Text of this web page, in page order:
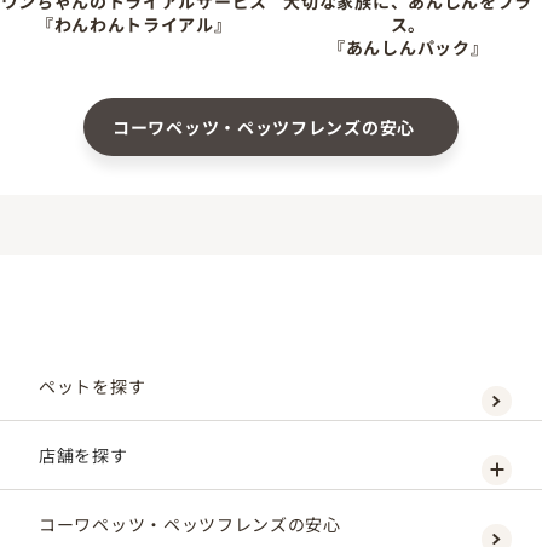
『わんわんトライアル』
ス。
『あんしんパック』
コーワペッツ・ペッツフレンズの安心
ペットを探す
店舗を探す
コーワペッツ・ペッツフレンズの安心